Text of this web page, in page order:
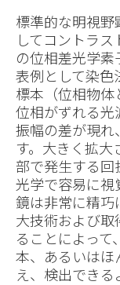
標準的な明視
してコントラ
の位相差光学
表例として染色
標本（位相物体
位相がずれる光
振幅の差が現れ
す。大きく拡
部で発生する回
光学で容易に視
鏡は非常に精巧
大技術および
ることによっ
本、あるいはほ
え、検出できる